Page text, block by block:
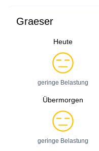
Graeser
Heute
geringe Belastung
Übermorgen
geringe Belastung